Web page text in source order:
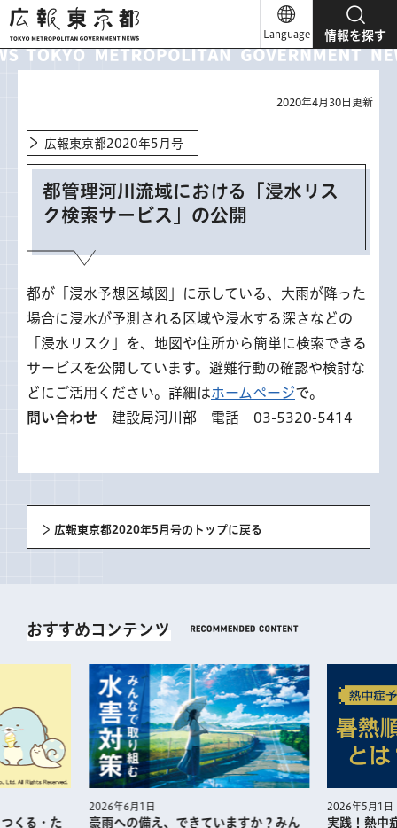
広報東京都
Language 情報を探す
2020年4月30日更新
広報東京都2020年5月号
都管理河川流域における「浸水リス
ク検索サービス」の公開
都が「浸水予想区域図」に示している、大雨が降った
場合に浸水が予測される区域や浸水する深さなどの
「浸水リスク」を、地図や住所から簡単に検索できる
サービスを公開しています。避難行動の確認や検討な
どにご活用ください。詳細はホームページで。
問い合わせ 建設局河川部 電話 03-5320-5414
広報東京都2020年5月号のトップに戻る
おすすめコンテンツ
くる・た
2026年6月1日
豪雨への備え、できていますか？みん
2026年5月1日
実践！熱中